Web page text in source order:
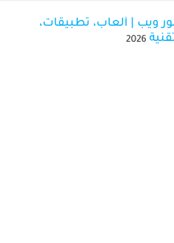
ويب | ألعاب، تطبيقات،
2026